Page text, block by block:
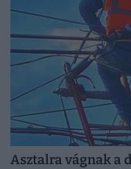
Asztalra vágnak a